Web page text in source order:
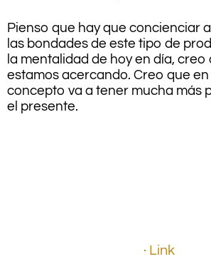
Pienso que hay que concienciar
las bondades de este tipo de
la mentalidad de hoy en día, creo
estamos acercando. Creo que
concepto va a tener mucha más
el presente.
· Link